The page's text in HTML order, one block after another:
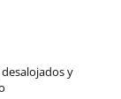
y